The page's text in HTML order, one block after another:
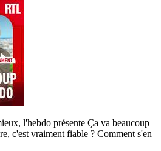
l'hebdo présente Ça va beaucoup
c'est vraiment fiable ? Comment s'en